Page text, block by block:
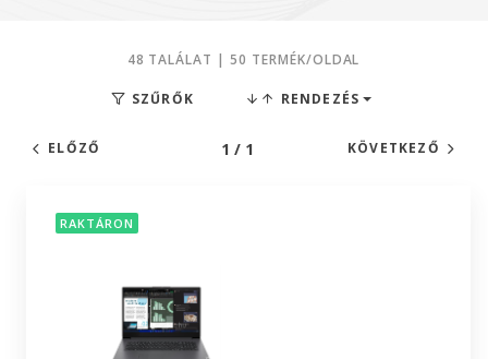
48 TALÁLAT | 50 TERMÉK/OLDAL
SZŰRŐK RENDEZÉS
ELŐZŐ 1 / 1 KÖVETKEZŐ
RAKTÁRON